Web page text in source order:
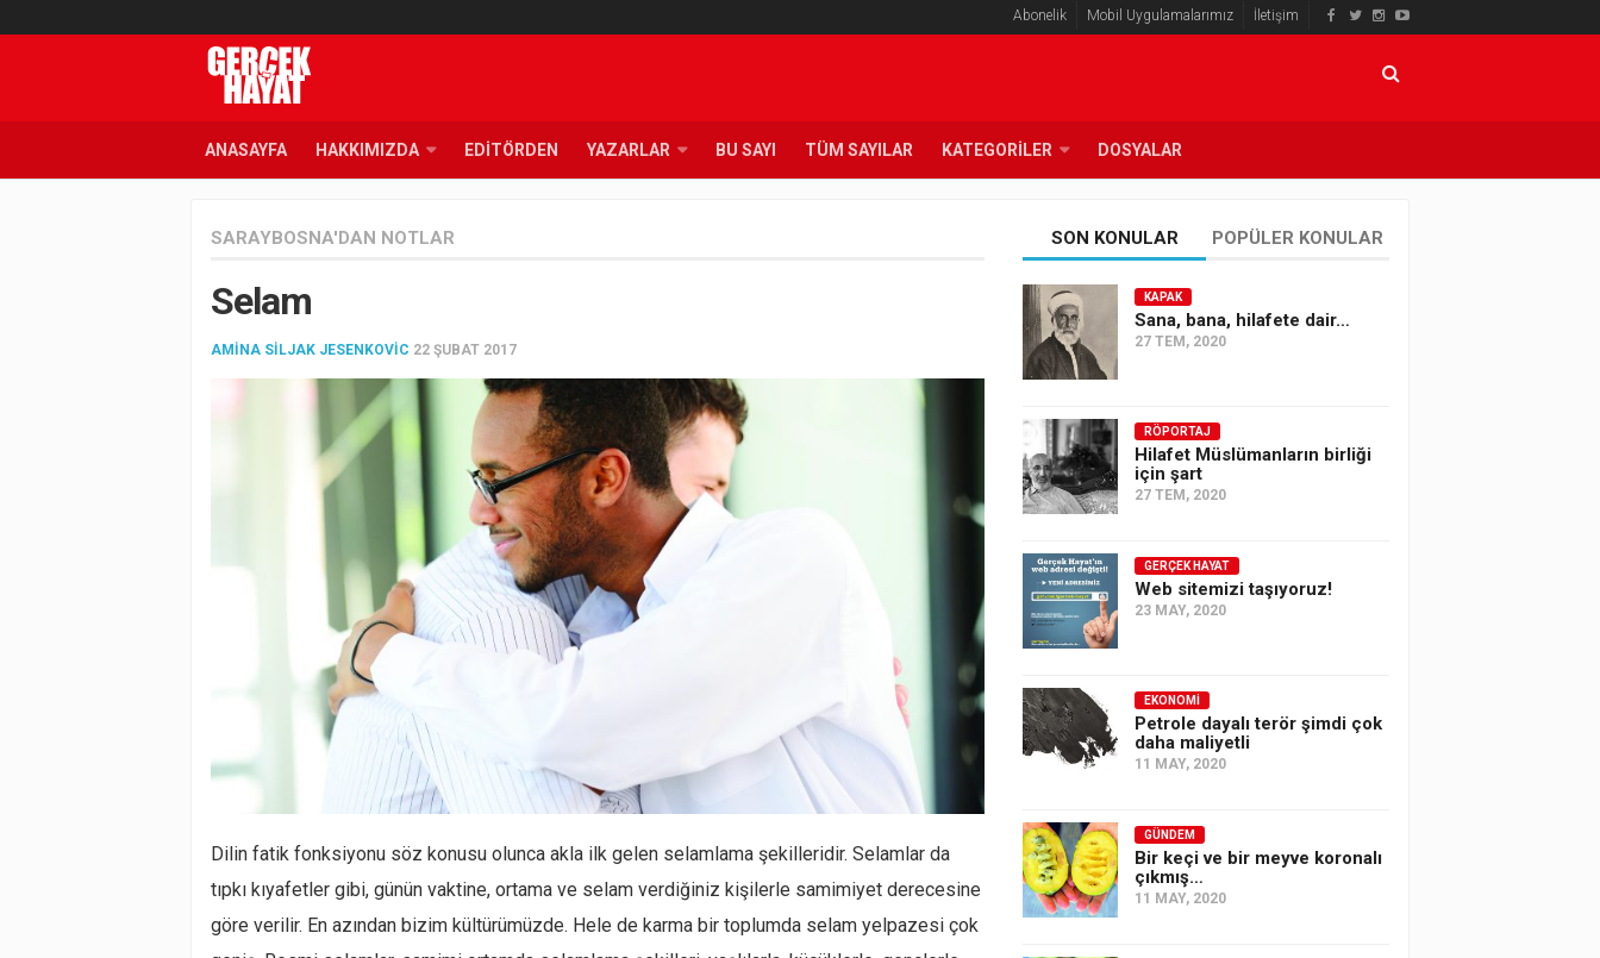
Abonelik Mobil Uygulamalarımız İletişim
ANASAYFA HAKKIMIZDA EDITÖRDEN YAZARLAR BU SAYI TÜM SAYILAR KATEGORILER DOSYALAR
SARAYBOSNA'DAN NOTLAR
Selam
AMINA SILJAK JESENKOVIC 22 ŞUBAT 2017
Dilin fatik fonksiyonu söz konusu olunca akla ilk gelen selamlama şekilleridir. Selamlar da
tıpkı kıyafetler gibi, günün vaktine, ortama ve selam verdiğiniz kişilerle samimiyet derecesine
göre verilir. En azından bizim kültürümüzde. Hele de karma bir toplumda selam yelpazesi çok
SON KONULAR POPÜLER KONULAR
KAPAK
Sana, bana, hilafete dair…
27 TEM, 2020
RÖPORTAJ
Hilafet Müslümanların birliği
için şart
27 TEM, 2020
GERÇEK HAYAT
Web sitemizi taşıyoruz!
23 MAY, 2020
EKONOMI
Petrole dayalı terör şimdi çok
daha maliyetli
11 MAY, 2020
GÜNDEM
Bir keçi ve bir meyve koronalı
çıkmış…
11 MAY, 2020